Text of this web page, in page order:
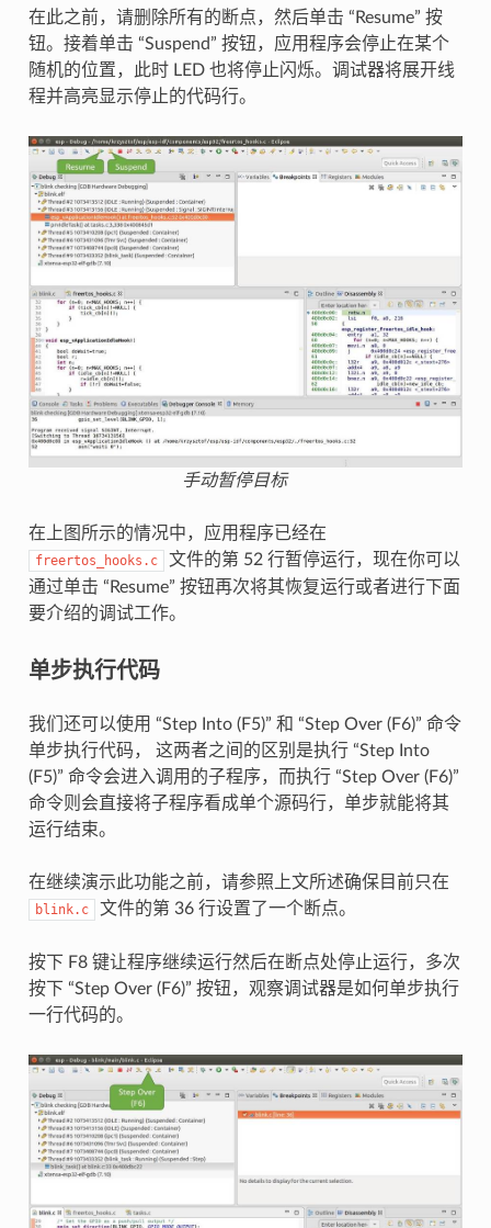
在此之前，请删除所有的断点，然后单击 “Resume” 按
钮。接着单击 “Suspend” 按钮，应用程序会停止在某个
随机的位置，此时 LED 也将停止闪烁。调试器将展开线
程并高亮显示停止的代码行。
手动暂停目标
在上图所示的情况中，应用程序已经在
freertos_hooks.c
文件的第 52 行暂停运行，现在你可以
通过单击 “Resume” 按钮再次将其恢复运行或者进行下面
要介绍的调试工作。
单步执行代码
我们还可以使用 “Step Into (F5)” 和 “Step Over (F6)” 命令
单步执行代码， 这两者之间的区别是执行 “Step Into
(F5)” 命令会进入调用的子程序，而执行 “Step Over (F6)”
命令则会直接将子程序看成单个源码行，单步就能将其
运行结束。
在继续演示此功能之前，请参照上文所述确保目前只在
blink.c 文件的第 36 行设置了一个断点。
按下 F8 键让程序继续运行然后在断点处停止运行，多次
按下 “Step Over (F6)” 按钮，观察调试器是如何单步执行
一行代码的。